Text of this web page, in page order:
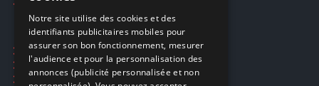
Ecogaming
Expédition & retours
Confidentialité
ENGLISH
Notre site utilise des cookies et des
identifiants publicitaires mobiles pour
assurer son bon fonctionnement, mesurer
l'audience et pour la personnalisation des
annonces (publicité personnalisée et non